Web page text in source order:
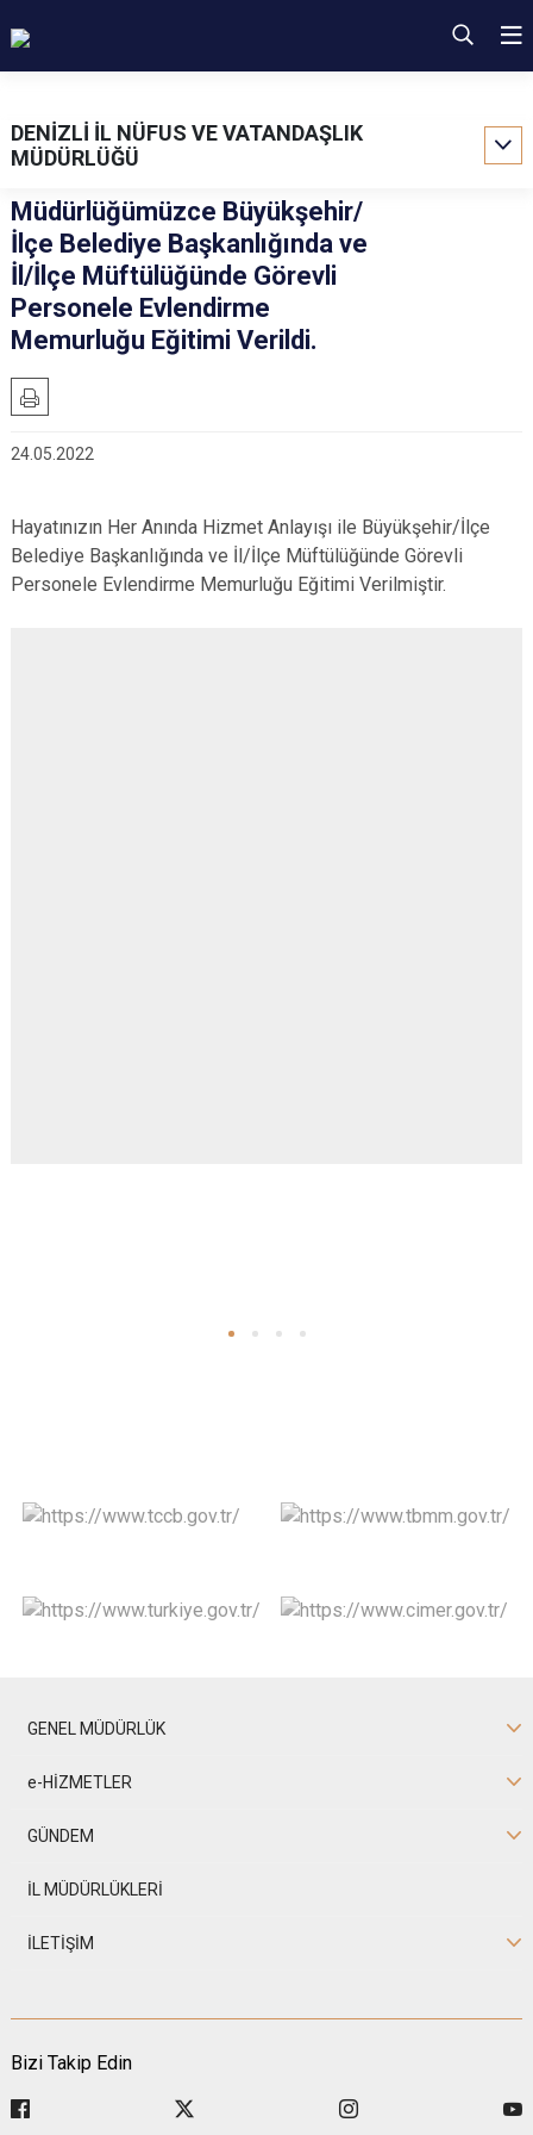
DENİZLİ İL NÜFUS VE VATANDAŞLIK
MÜDÜRLÜĞÜ
Müdürlüğümüzce Büyükşehir/
İlçe Belediye Başkanlığında ve
İl/İlçe Müftülüğünde Görevli
Personele Evlendirme
Memurluğu Eğitimi Verildi.
24.05.2022
Hayatınızın Her Anında Hizmet Anlayışı ile Büyükşehir/İlçe
Belediye Başkanlığında ve İl/İlçe Müftülüğünde Görevli
Personele Evlendirme Memurluğu Eğitimi Verilmiştir.
GENEL MÜDÜRLÜK
e-HİZMETLER
GÜNDEM
İL MÜDÜRLÜKLERİ
İLETİŞİM
Bizi Takip Edin